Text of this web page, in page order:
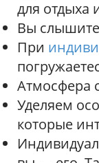
для отдыха
Вы слышите
При
Атмосфера
Уделяем
которые